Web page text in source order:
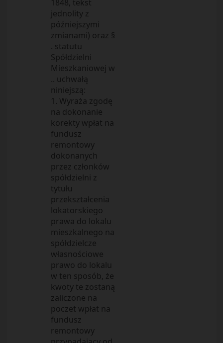
1848, tekst
jednolity z
późniejszymi
zmianami) oraz §
. statutu
Spółdzielni
Mieszkaniowej w
.. uchwałą
niniejszą:
1. Wyraża zgodę
na dokonanie
korekty wpłat na
fundusz
remontowy
dokonanych
przez członków
spółdzielni z
tytułu
przekształcenia
lokatorskiego
prawa do lokalu
mieszkalnego na
spółdzielcze
własnościowe
prawo do lokalu
w ten sposób, że
kwoty te zostaną
zaliczone na
poczet wpłat na
fundusz
remontowy